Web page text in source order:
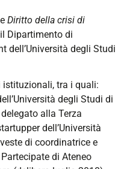
e Diritto della crisi di
Dipartimento di
dell’Università degli Studi
istituzionali, tra i quali:
degli Studi di
alla Terza
dell’Università
di coordinatrice e
di Ateneo